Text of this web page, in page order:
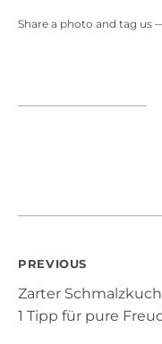
Share a photo and tag us
Post
PREVIOUS
Zarter
1 Tipp für pure